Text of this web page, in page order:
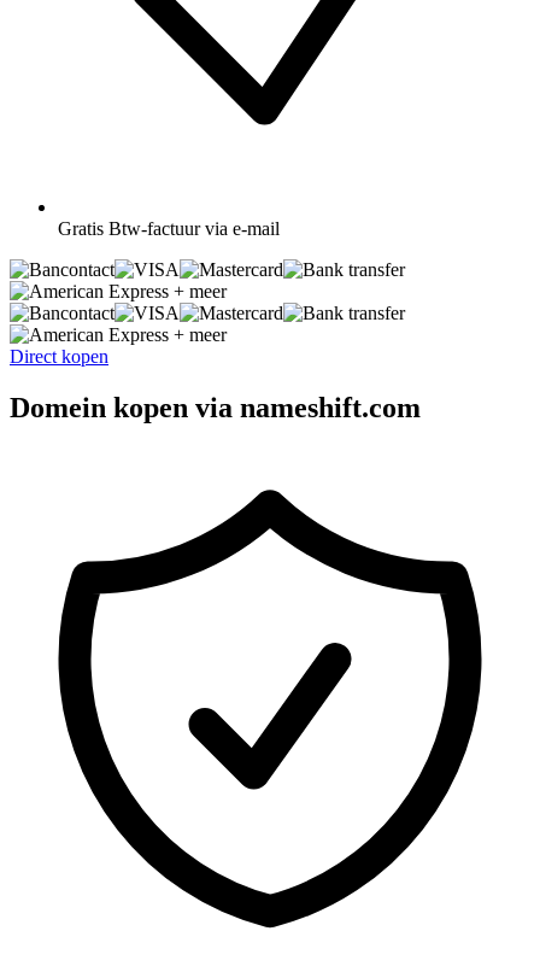
Gratis Btw-factuur via e-mail
+ meer
+ meer
Direct kopen
Domein kopen via nameshift.com